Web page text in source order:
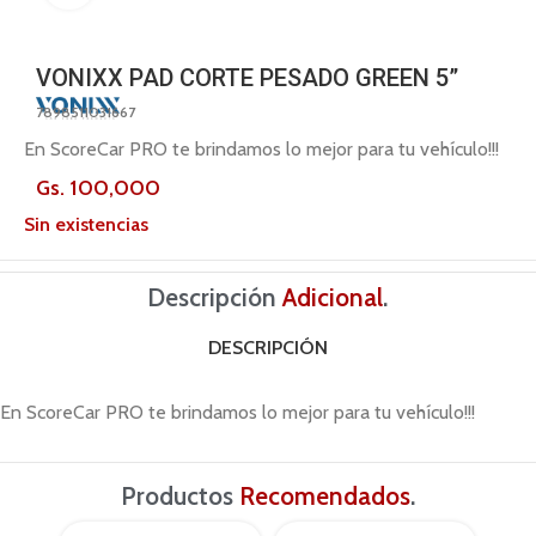
VONIXX PAD CORTE PESADO GREEN 5”
7898511031667
En ScoreCar PRO te brindamos lo mejor para tu vehículo!!!
Gs. 100,000
Sin existencias
DescripciónAdicional.
DESCRIPCIÓN
En ScoreCar PRO te brindamos lo mejor para tu vehículo!!!
Productos Recomendados.